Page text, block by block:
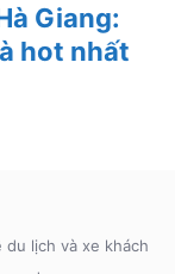
Giang:
hot nhất
lịch và xe khách